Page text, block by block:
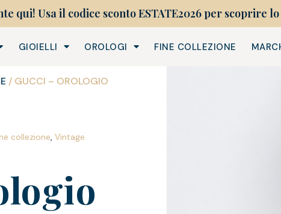
qui! Usa il codice sconto ESTATE2026 per scoprire
GIOIELLI OROLOGI FINE COLLEZIONE
/ GUCCI – OROLOGIO
collezione,Vintage